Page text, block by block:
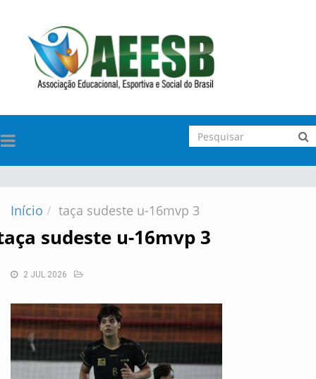
TOGGLE
NAVIGATION
Início taça sudeste u-16mvp 3
sudeste u-16mvp 3
2 JUL 2026